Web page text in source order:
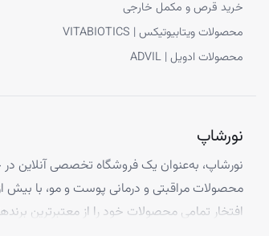
خرید قرص و مکمل خارجی
محصولات ویتابیوتیکس | VITABIOTICS
محصولات ادویل | ADVIL
نورشاپ
نورشاپ، به‌عنوان یک فروشگاه تخصصی آنلاین
افتخار تمامی محصولات خود را از معتبرترین